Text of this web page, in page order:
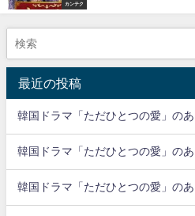
カンテク
最近の投稿
韓国ドラマ「ただひとつの愛」の
韓国ドラマ「ただひとつの愛」の
韓国ドラマ「ただひとつの愛」の